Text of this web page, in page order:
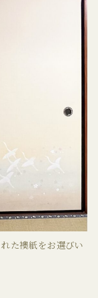
た襖紙をお選びい